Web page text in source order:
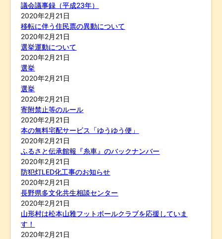
議会議事録（平成23年）
2020年2月21日
移転に伴う住民票の異動について
2020年2月21日
選挙運動について
2020年2月21日
選挙
2020年2月21日
選挙
2020年2月21日
寄附禁止等のルール
2020年2月21日
本の無料宅配サービス「ゆうゆう便」
2020年2月21日
ふるさと伝承館報『糸車』のバックナンバー
2020年2月21日
防犯灯LED化工事のお知らせ
2020年2月21日
長野県多文化共生相談センター
2020年2月21日
山形村は松本山雅フットボールクラブを応援していま
す！
2020年2月21日